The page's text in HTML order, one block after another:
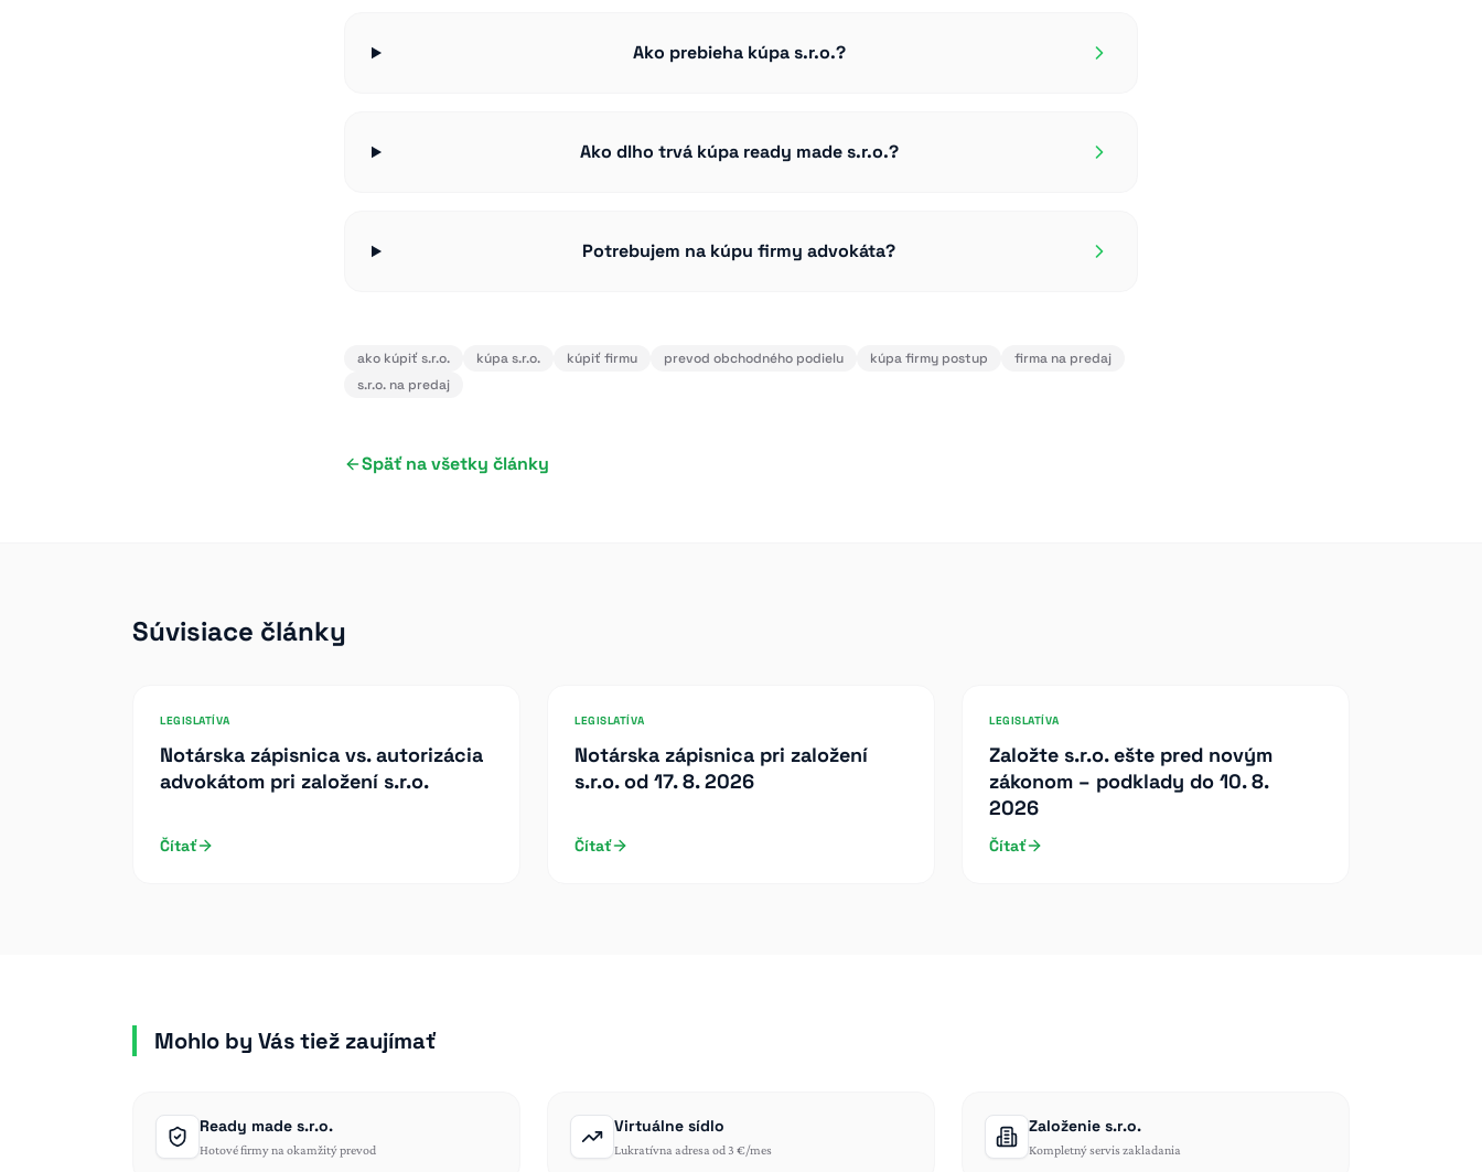
Ako prebieha kúpa s.r.o.?
Ako dlho trvá kúpa ready made s.r.o.?
Potrebujem na kúpu firmy advokáta?
ako kúpiť s.r.o. kúpa s.r.o. kúpiť firmu prevod obchodného podielu kúpa firmy postup
firma na predaj
s.r.o. na predaj
Späť na všetky články
Súvisiace články
LEGISLATÍVA
Notárska zápisnica vs. autorizácia
advokátom pri založení s.r.o.
Čítať
LEGISLATÍVA
Notárska zápisnica pri založení
s.r.o. od 17. 8. 2026
Čítať
LEGISLATÍVA
Založte s.r.o. ešte pred novým
zákonom – podklady do 10. 8.
2026
Čítať
Mohlo by Vás tiež zaujímať
Ready made s.r.o.
Hotové firmy na okamžitý prevod
Virtuálne sídlo
Lukratívna adresa od 3 €/mes
Založenie s.r.o.
Kompletný servis zakladania